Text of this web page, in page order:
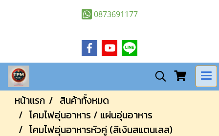
0873691177
หน้าแรก
สินค้าทั้งหมด
โคมไฟอุ่นอาหาร / แผ่นอุ่นอาหาร
โคมไฟอุ่นอาหารหัวคู่ (สีเงินสแตนเลส)